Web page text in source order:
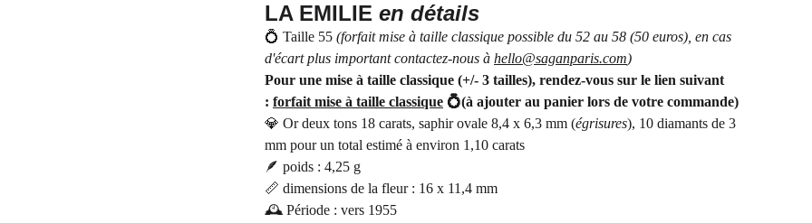
LA EMILIE en détails
💍 Taille 55 (forfait mise à taille classique possible du 52 au 58 (50 euros), en cas
d'écart plus important contactez-nous à hello@saganparis.com)
Pour une mise à taille classique (+/- 3 tailles), rendez-vous sur le lien suivant
: forfait mise à taille classique 💍(à ajouter au panier lors de votre commande)
💎 Or deux tons 18 carats, saphir ovale 8,4 x 6,3 mm (égrisures), 10 diamants de 3
mm pour un total estimé à environ 1,10 carats
🪶 poids : 4,25 g
📏 dimensions de la fleur : 16 x 11,4 mm
🕰️ Période : vers 1955